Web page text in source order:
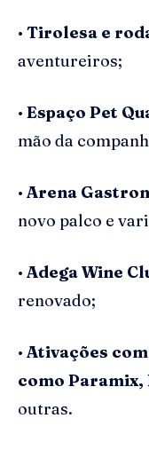
• Tirolesa e
aventureiros;
• Espaço Pet
mão da
• Arena
novo palco e
• AdegaWine
renovado;
• Ativações
como Paramix,
outras.